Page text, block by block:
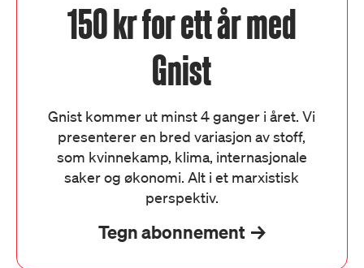
150 kr for ett år med
Gnist
Gnist kommer ut minst 4 ganger i året. Vi
presenterer en bred variasjon av stoff,
som kvinnekamp, klima, internasjonale
saker og økonomi. Alt i et marxistisk
perspektiv.
Tegn abonnement